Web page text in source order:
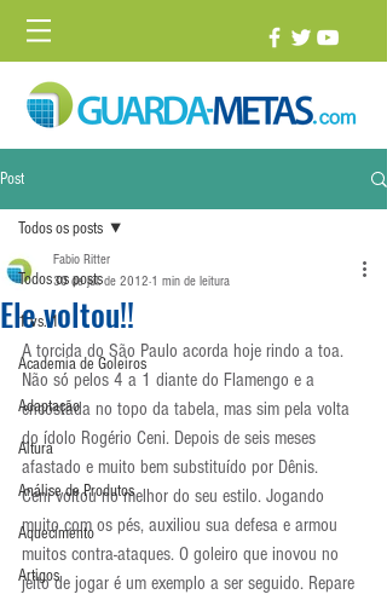
Post
Todos os posts
1 vs. 1
Academia de Goleiros
Adaptação
Altura
Análise de Produtos
Aquecimento
Artigos
Todos os posts
Ele voltou!!
Fabio Ritter
30 de jul. de 2012 1 min de leitura
A torcida do São Paulo acorda hoje rindo a toa.
Não só pelos 4 a 1 diante do Flamengo e a
encostada no topo da tabela, mas sim pela volta
do ídolo Rogério Ceni. Depois de seis meses
afastado e muito bem substituído por Dênis.
Ceni voltou no melhor do seu estilo. Jogando
muito com os pés, auxiliou sua defesa e armou
muitos contra-ataques. O goleiro que inovou no
jeito de jogar é um exemplo a ser seguido. Repare